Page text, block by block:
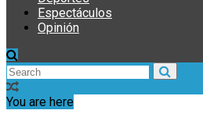
Espectáculos
Opinión
You are here